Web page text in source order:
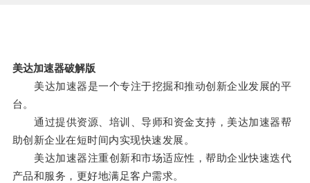
美达加速器破解版
美达加速器是一个专注于挖掘和推动创新企业发展的平
台。
通过提供资源、培训、导师和资金支持，美达加速器帮
助创新企业在短时间内实现快速发展。
美达加速器注重创新和市场适应性，帮助企业快速迭代
产品和服务，更好地满足客户需求。